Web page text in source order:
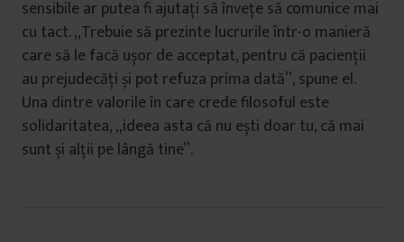
sensibile ar putea fi ajutați să învețe să comunice mai
cu tact. „Trebuie să prezinte lucrurile într-o manieră
care să le facă ușor de acceptat, pentru că pacienții
au prejudecăți și pot refuza prima dată”, spune el.
Una dintre valorile în care crede filosoful este
solidaritatea, „ideea asta că nu ești doar tu, că mai
sunt și alții pe lângă tine”.